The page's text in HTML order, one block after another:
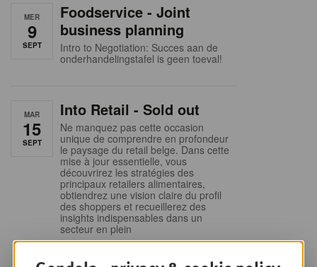
MER
9
SEPT
Foodservice - Joint
business planning
Intro to Negotiation: Succes aan de
onderhandelingstafel is geen toeval!
MAR
15
SEPT
Into Retail - Sold out
Ne manquez pas cette occasion
unique de comprendre en profondeur
le paysage du retail belge. Dans cette
mise à jour essentielle, vous
découvrirez les stratégies des
principaux retailers alimentaires,
obtiendrez une vision claire du profil
des shoppers et recueillerez des
insights indispensables dans un
secteur en plein